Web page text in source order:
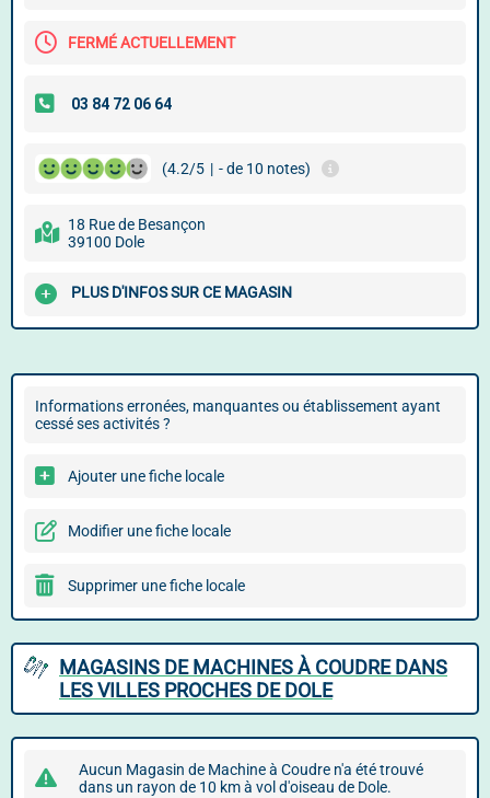
FERMÉ ACTUELLEMENT
(4.2/5 | - de 10 notes)
18 Rue de Besançon
39100 Dole
PLUS D'INFOS SUR CE MAGASIN
Informations erronées, manquantes ou établissement ayant
cessé ses activités ?
Ajouter une fiche locale
Modifier une fiche locale
Supprimer une fiche locale
MAGASINS DE MACHINES À COUDRE DANS
LES VILLES PROCHES DE DOLE
Aucun Magasin de Machine à Coudre n'a été trouvé
dans un rayon de 10 km à vol d'oiseau de Dole.